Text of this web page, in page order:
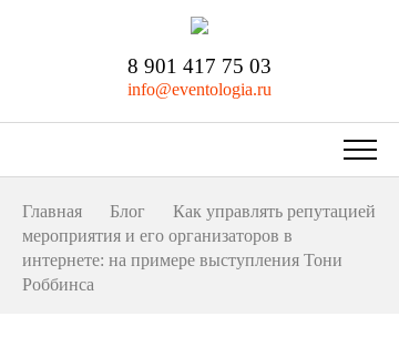
8 901 417 75 03
info@eventologia.ru
Главная Блог
Как управлять репутацией
мероприятия и его организаторов в
интернете: на примере выступления Тони
Роббинса